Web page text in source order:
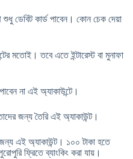
শুধু ডেবিট কার্ড পাবেন। কোন চেক দেয়া
মতোই। তবে এতে ইন্টারেস্ট বা মুনাফা
না এই অ্যাকাউন্টে।
জন্য তৈরি এই অ্যাকাউন্ট।
জন্য এই অ্যাকাউন্ট। ১০০ টাকা হতে
ফ্রিতে ব্যাংকিং করা যায়।